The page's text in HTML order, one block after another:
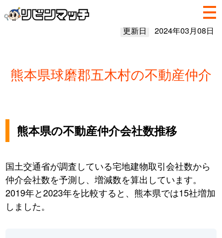
更新日 2024年03月08日
熊本県球磨郡五木村の不動産仲介
熊本県の不動産仲介会社数推移
国土交通省が調査している宅地建物取引会社数から
仲介会社数を予測し、増減数を算出しています。
2019年と2023年を比較すると、熊本県では15社増加
しました。